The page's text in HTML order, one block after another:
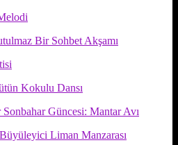
Bir Sohbet Akşamı
Kokulu Dansı
Sonbahar Güncesi: Mantar Avı
Liman Manzarası